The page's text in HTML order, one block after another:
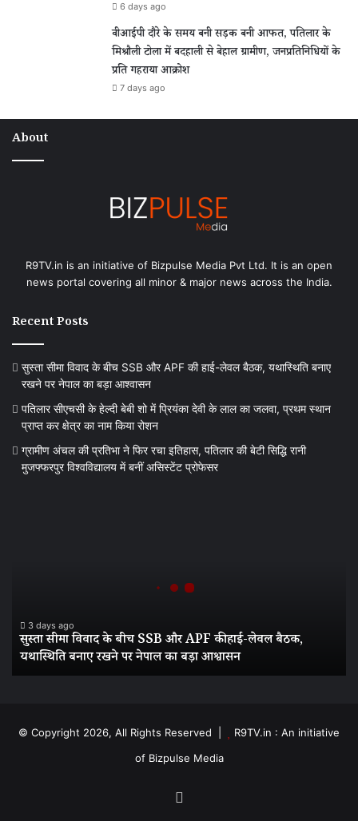
6 days ago
वीआईपी दौरे के समय बनी सड़क बनी आफत, पतिलार के
मिश्रौली टोला में बदहाली से बेहाल ग्रामीण, जनप्रतिनिधियों के
प्रति गहराया आक्रोश
7 days ago
About
R9TV.in is an initiative of Bizpulse Media Pvt Ltd. It is an open
news portal covering all minor & major news across the India.
Recent Posts
सुस्ता सीमा विवाद के बीच SSB और APF की हाई-लेवल बैठक, यथास्थिति बनाए
रखने पर नेपाल का बड़ा आश्वासन
पतिलार सीएचसी के हेल्दी बेबी शो में प्रियंका देवी के लाल का जलवा, प्रथम स्थान
प्राप्त कर क्षेत्र का नाम किया रोशन
ग्रामीण अंचल की प्रतिभा ने फिर रचा इतिहास, पतिलार की बेटी सिद्धि रानी
मुजफ्फरपुर विश्वविद्यालय में बनीं असिस्टेंट प्रोफेसर
APF
की
हाई-
लेवल
बनाए
3 days ago
सुस्ता सीमा विवाद के बीच SSB और APF की हाई-लेवल बैठक,
यथास्थिति बनाए रखने पर नेपाल का बड़ा आश्वासन
© Copyright 2026, All Rights Reserved |
R9TV.in : An initiative
of Bizpulse Media